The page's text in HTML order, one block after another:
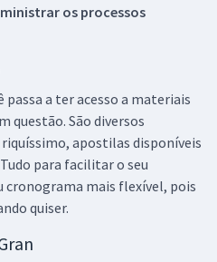
os processos
passa a ter acesso a materiais
questão. São diversos
apostilas disponíveis
para facilitar o seu
mais flexível, pois
quiser.